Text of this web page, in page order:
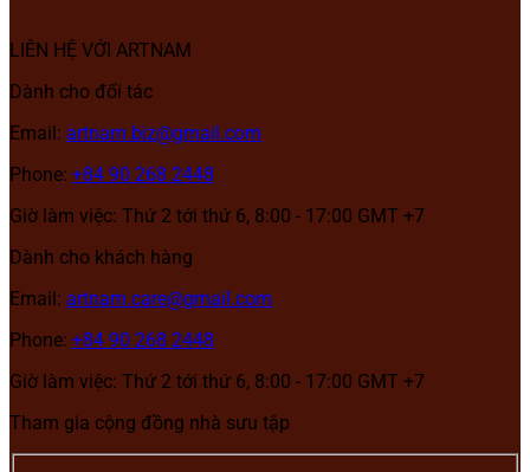
LIÊN HỆ VỚI ARTNAM
Dành cho đối tác
Email: artnam.biz@gmail.com
Phone: +84 90 268 2448
Giờ làm việc: Thứ 2 tới thứ 6, 8:00 - 17:00 GMT +7
Dành cho khách hàng
Email: artnam.care@gmail.com
Phone: +84 90 268 2448
Giờ làm việc: Thứ 2 tới thứ 6, 8:00 - 17:00 GMT +7
Tham gia cộng đồng nhà sưu tập